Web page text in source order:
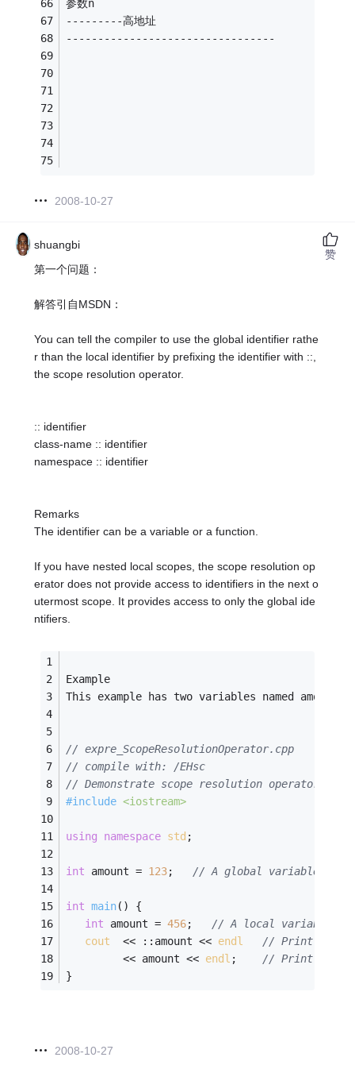
参数n
---------高地址
---------------------------------
2008-10-27
shuangbi
第一个问题：
解答引自MSDN：
You can tell the compiler to use the global identifier rathe
r than the local identifier by prefixing the identifier with ::,
the scope resolution operator.
:: identifier
class-name :: identifier
namespace :: identifier
Remarks
The identifier can be a variable or a function.
If you have nested local scopes, the scope resolution op
erator does not provide access to identifiers in the next o
utermost scope. It provides access to only the global ide
ntifiers.
Example
This example has two variables named
// expre_ScopeResolutionOperator.cpp
// compile with: /EHsc
// Demonstrate scope resolution operator
#include <iostream>
using namespace std ;
int amount = 123; // A global variable
int main()
{
int amount = 456; // A local variable
cout
  << ::amount <<
endl
// Print the
         << amount <<
endl ; // Print the
}
2008-10-27
赞